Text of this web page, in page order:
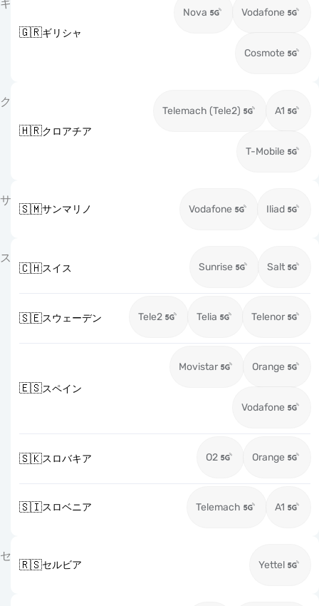
ギ
🇬🇷ギリシャ
Nova Vodafone
Cosmote
ク
🇭🇷クロアチア
Telemach (Tele2) A1
T-Mobile
サ
🇸🇲サンマリノ Vodafone Iliad
ス
🇨🇭スイス Sunrise Salt
🇸🇪スウェーデン Tele2 Telia Telenor
🇪🇸スペイン
Movistar Orange
Vodafone
🇸🇰スロバキア O2 Orange
🇸🇮スロベニア Telemach A1
セ
🇷🇸セルビア Yettel